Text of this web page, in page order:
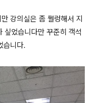
강의실은 좀 썰렁해서 지
싶었습니다만 꾸준히 객석
습니다.